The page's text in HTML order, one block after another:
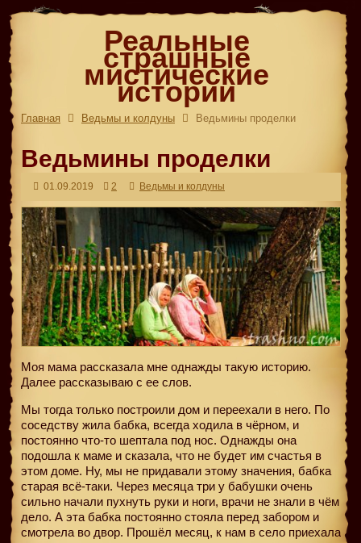
Реальные
страшные
мистические
истории
Главная Ведьмы и колдуны Ведьмины проделки
Ведьмины проделки
01.09.2019 2 Ведьмы и колдуны
Моя мама рассказала мне однажды такую историю.
Далее рассказываю с ее слов.
Мы тогда только построили дом и переехали в него. По
соседству жила бабка, всегда ходила в чёрном, и
постоянно что-то шептала под нос. Однажды она
подошла к маме и сказала, что не будет им счастья в
этом доме. Ну, мы не придавали этому значения, бабка
старая всё-таки. Через месяца три у бабушки очень
сильно начали пухнуть руки и ноги, врачи не знали в чём
дело. А эта бабка постоянно стояла перед забором и
смотрела во двор. Прошёл месяц, к нам в село приехала